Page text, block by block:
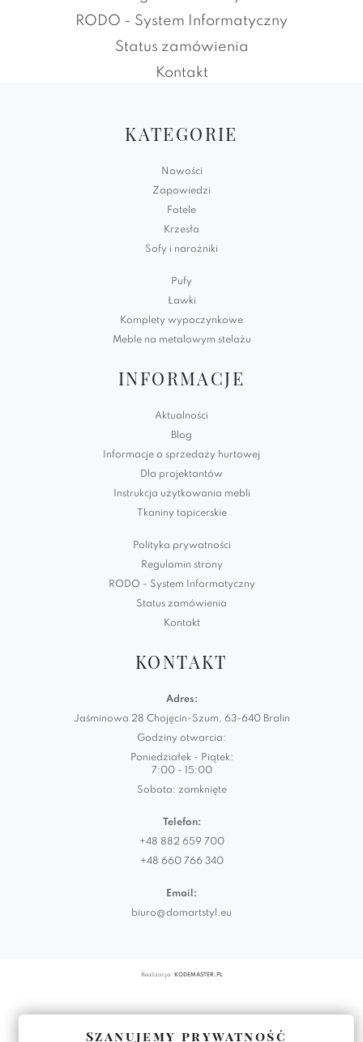
RODO - System Informatyczny
Status zamówienia
Kontakt
KATEGORIE
Nowości
Zapowiedzi
Fotele
Krzesła
Sofy i narożniki
Pufy
Ławki
Komplety wypoczynkowe
Meble na metalowym stelażu
INFORMACJE
Aktualności
Blog
Informacje o sprzedaży hurtowej
Dla projektantów
Instrukcja użytkowania mebli
Tkaniny tapicerskie
Polityka prywatności
Regulamin strony
RODO - System Informatyczny
Status zamówienia
Kontakt
KONTAKT
Adres:
Jaśminowa 28 Chojęcin-Szum, 63-640 Bralin
Godziny otwarcia:
Poniedziałek - Piątek:
7:00 - 15:00
Sobota: zamknięte
Telefon:
+48 882 659 700
+48 660 766 340
Email:
biuro@domartstyl.eu
Realizacja: KODEMASTER.PL
Szanujemy prywatność